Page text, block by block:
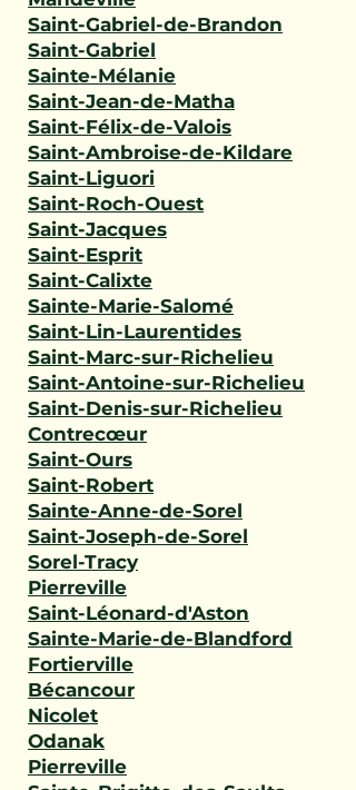
Saint-Gabriel-de-Brandon
Saint-Gabriel
Sainte-Mélanie
Saint-Jean-de-Matha
Saint-Félix-de-Valois
Saint-Ambroise-de-Kildare
Saint-Liguori
Saint-Roch-Ouest
Saint-Jacques
Saint-Esprit
Saint-Calixte
Sainte-Marie-Salomé
Saint-Lin-Laurentides
Saint-Marc-sur-Richelieu
Saint-Antoine-sur-Richelieu
Saint-Denis-sur-Richelieu
Contrecœur
Saint-Ours
Saint-Robert
Sainte-Anne-de-Sorel
Saint-Joseph-de-Sorel
Sorel-Tracy
Pierreville
Saint-Léonard-d'Aston
Sainte-Marie-de-Blandford
Fortierville
Bécancour
Nicolet
Odanak
Pierreville